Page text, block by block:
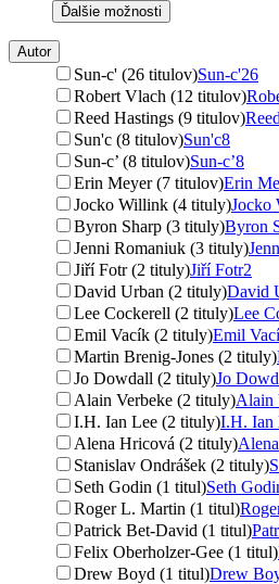
Ďalšie možnosti
Autor
Sun-c' (26 titulov)Sun-c'26
Robert Vlach (12 titulov)
Reed Hastings (9 titulov)
Sun'c (8 titulov)Sun'c8
Sun-c’ (8 titulov)Sun-c’8
Erin Meyer (7 titulov)Erin
Jocko Willink (4 tituly)Jocko
Byron Sharp (3 tituly)Byron
Jenni Romaniuk (3 tituly)
Jiří Fotr (2 tituly)Jiří Fotr2
David Urban (2 tituly)David
Lee Cockerell (2 tituly)Lee
Emil Vacík (2 tituly)Emil
Martin Brenig-Jones (2 tituly)
Jo Dowdall (2 tituly)Jo
Alain Verbeke (2 tituly)Alain
I.H. Ian Lee (2 tituly)I.H. Ian
Alena Hricová (2 tituly)
Stanislav Ondrášek (2 tituly)
Seth Godin (1 titul)Seth
Roger L. Martin (1 titul)
Patrick Bet-David (1 titul)
Felix Oberholzer-Gee (1 titul)
Drew Boyd (1 titul)Drew